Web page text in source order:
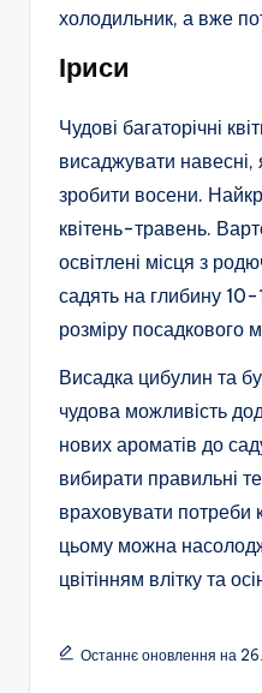
холодильник, а вже
Іриси
Чудові багаторічні
висаджувати
зробити восени.
квітень-травень.
освітлені місця з
садять на глибину 10-
розміру посадкового
Висадка цибулин та
чудова можливість
нових ароматів до
вибирати правильні
враховувати потреби
цьому можна
цвітінням влітку та
Останнє оновлення на